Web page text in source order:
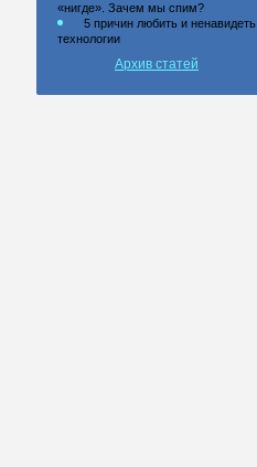
«нигде». Зачем мы спим?
5 причин любить и ненавидеть
технологии
Архив статей